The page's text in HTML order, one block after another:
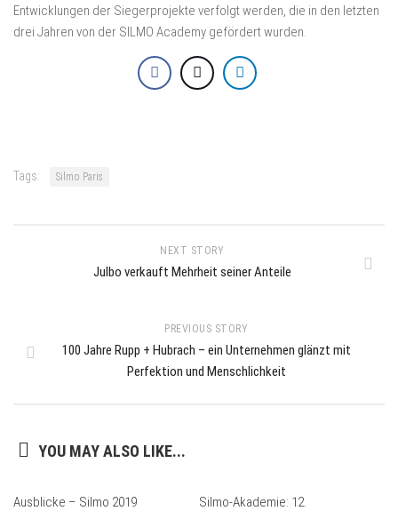
Entwicklungen der Siegerprojekte verfolgt werden, die in den letzten
drei Jahren von der SILMO Academy gefördert wurden.
Tags: Silmo Paris
NEXT STORY
Julbo verkauft Mehrheit seiner Anteile
PREVIOUS STORY
100 Jahre Rupp + Hubrach – ein Unternehmen glänzt mit
Perfektion und Menschlichkeit
YOU MAY ALSO LIKE...
Ausblicke – Silmo 2019
Silmo-Akademie: 12.